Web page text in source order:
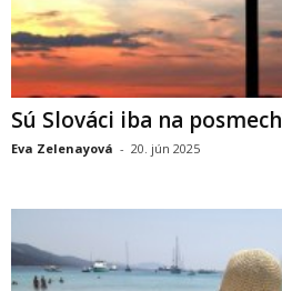
Sú Slováci iba na
Eva Zelenayová - 20. jún 2025